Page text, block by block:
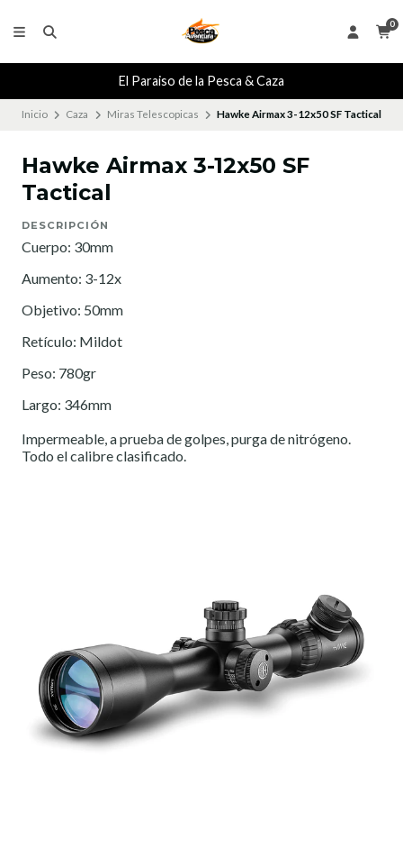
0
El Paraiso de la Pesca & Caza
Inicio Caza Miras Telescopicas Hawke Airmax 3-12x50 SF Tactical
Hawke Airmax 3-12x50 SF
Tactical
DESCRIPCIÓN
Cuerpo: 30mm
Aumento: 3-12x
Objetivo: 50mm
Retículo: Mildot
Peso: 780gr
Largo: 346mm
Impermeable, a prueba de golpes, purga de nitrógeno.
Todo el calibre clasificado.